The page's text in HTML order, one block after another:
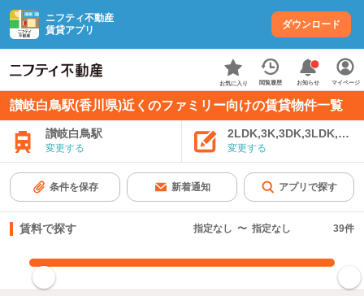
ニフティ不動産
賃貸アプリ
ダウンロード
お気に入り 閲覧履歴 お知らせ マイページ
讃岐白鳥駅(香川県)近くのファミリー向けの賃貸物件一覧
讃岐白鳥駅
変更する 変更する
条件を保存 新着通知 アプリで探す
賃料で探す 指定なし 〜 指定なし 39件